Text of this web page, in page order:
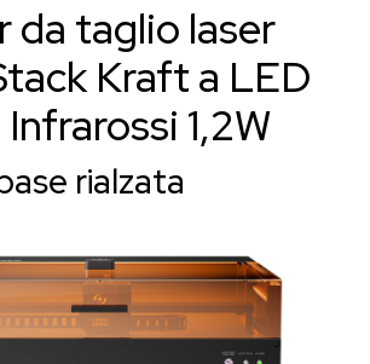
da taglio laser
Kraft a LED
1,2W
rialzata